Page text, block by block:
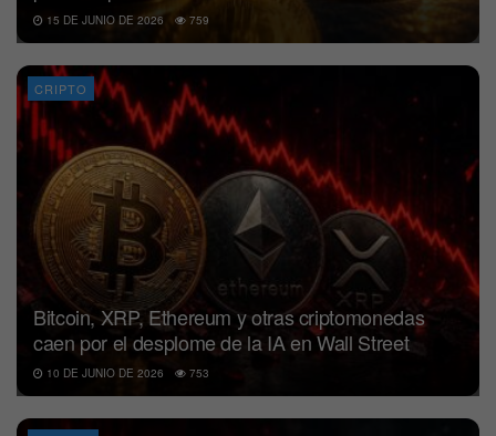
15 DE JUNIO DE 2026 759
CRIPTO
Bitcoin, XRP, Ethereum y otras criptomonedas
caen por el desplome de la IA en Wall Street
10 DE JUNIO DE 2026 753